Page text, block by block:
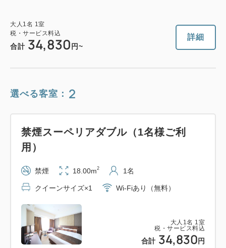
大人 1 名 1 室
税・サービス料込
合計 34,830 円~
詳細
選べる客室： 2
大人 1 名 1 室
税・サービス料込
合計 34,830 円
禁煙スーペリアダブル（1名様ご利
用）
禁煙 18.00m2 1名
クイーンサイズ×1 Wi-Fiあり（無料）